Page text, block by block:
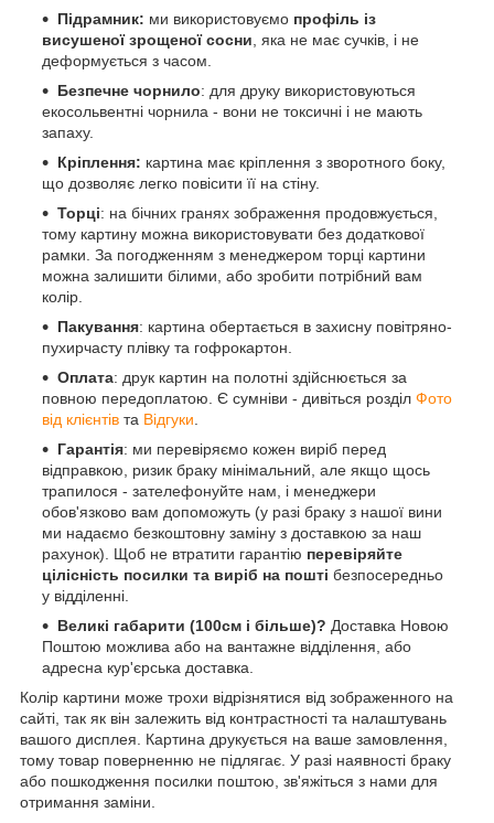
Підрамник: ми використовуємо профіль із
висушеної зрощеної сосни, яка не має сучків, і не
деформується з часом.
Безпечне чорнило: для друку використовуються
екосольвентні чорнила - вони не токсичні і не мають
запаху.
Кріплення: картина має кріплення з зворотного боку,
що дозволяє легко повісити її на стіну.
Торці: на бічних гранях зображення продовжується,
тому картину можна використовувати без додаткової
рамки. За погодженням з менеджером торці картини
можна залишити білими, або зробити потрібний вам
колір.
Пакування: картина обертається в захисну повітряно-
пухирчасту плівку та гофрокартон.
Оплата: друк картин на полотні здійснюється за
повною передоплатою. Є сумніви - дивіться розділ Фото
від клієнтів та Відгуки.
Гарантія: ми перевіряємо кожен виріб перед
відправкою, ризик браку мінімальний, але якщо щось
трапилося - зателефонуйте нам, і менеджери
обов'язково вам допоможуть (у разі браку з нашої вини
ми надаємо безкоштовну заміну з доставкою за наш
рахунок). Щоб не втратити гарантію перевіряйте
цілісність посилки та виріб на пошті безпосередньо
у відділенні.
Великі габарити (100см і більше)? Доставка Новою
Поштою можлива або на вантажне відділення, або
адресна кур'єрська доставка.
Колір картини може трохи відрізнятися від зображенного на
сайті, так як він залежить від контрастності та налаштувань
вашого дисплея. Картина друкується на ваше замовлення,
тому товар поверненню не підлягає. У разі наявності браку
або пошкодження посилки поштою, зв'яжіться з нами для
отримання заміни.